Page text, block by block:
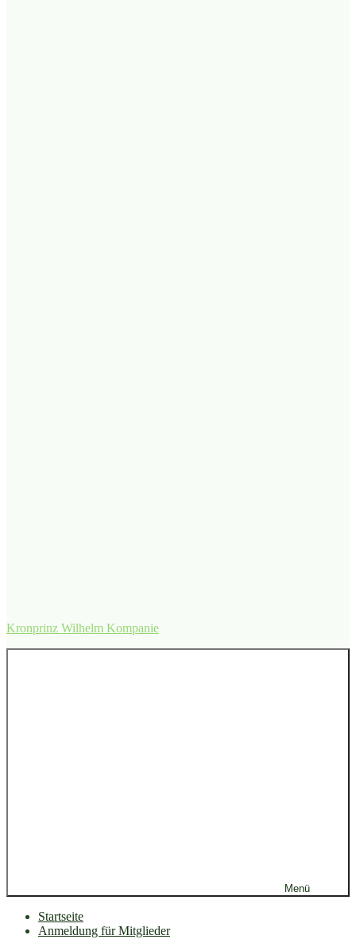
Kronprinz Wilhelm Kompanie
Menü
Startseite
Anmeldung für Mitglieder